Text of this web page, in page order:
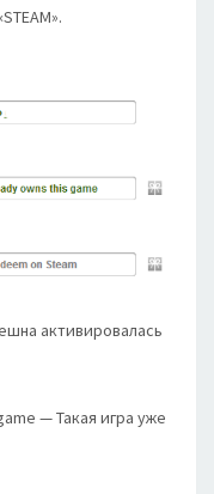
активировалась
— Такая игра уже